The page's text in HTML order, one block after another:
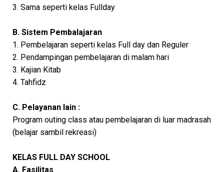
3. Sama seperti kelas Fullday
B. Sistem Pembalajaran
1. Pembelajaran seperti kelas Full day dan Reguler
2. Pendampingan pembelajaran di malam hari
3. Kajian Kitab
4. Tahfidz
C. Pelayanan lain :
Program outing class atau pembelajaran di luar madrasah
(belajar sambil rekreasi)
KELAS FULL DAY SCHOOL
A. Fasilitas